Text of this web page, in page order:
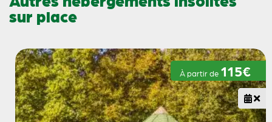
sur place
À partir de 115€